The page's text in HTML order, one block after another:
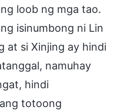
loob ng mga tao.
isinumbong ni Lin
at si Xinjing ay hindi
namuhay
hindi
totoong